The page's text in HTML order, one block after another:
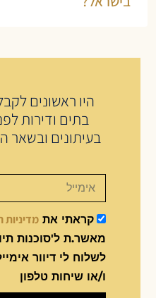
היו ראשונים
בתים ודירות
בעיתונים ובשאר
קראתי את מדיניות
מאשר.ת ל'סוכנות
לשלוח לי דיוור
ו/או שיחות טלפון